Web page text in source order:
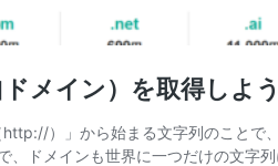
ドメイン）を取得しよ
）」から始まる文字列のことで
、ドメインも世界に一つだけの文字